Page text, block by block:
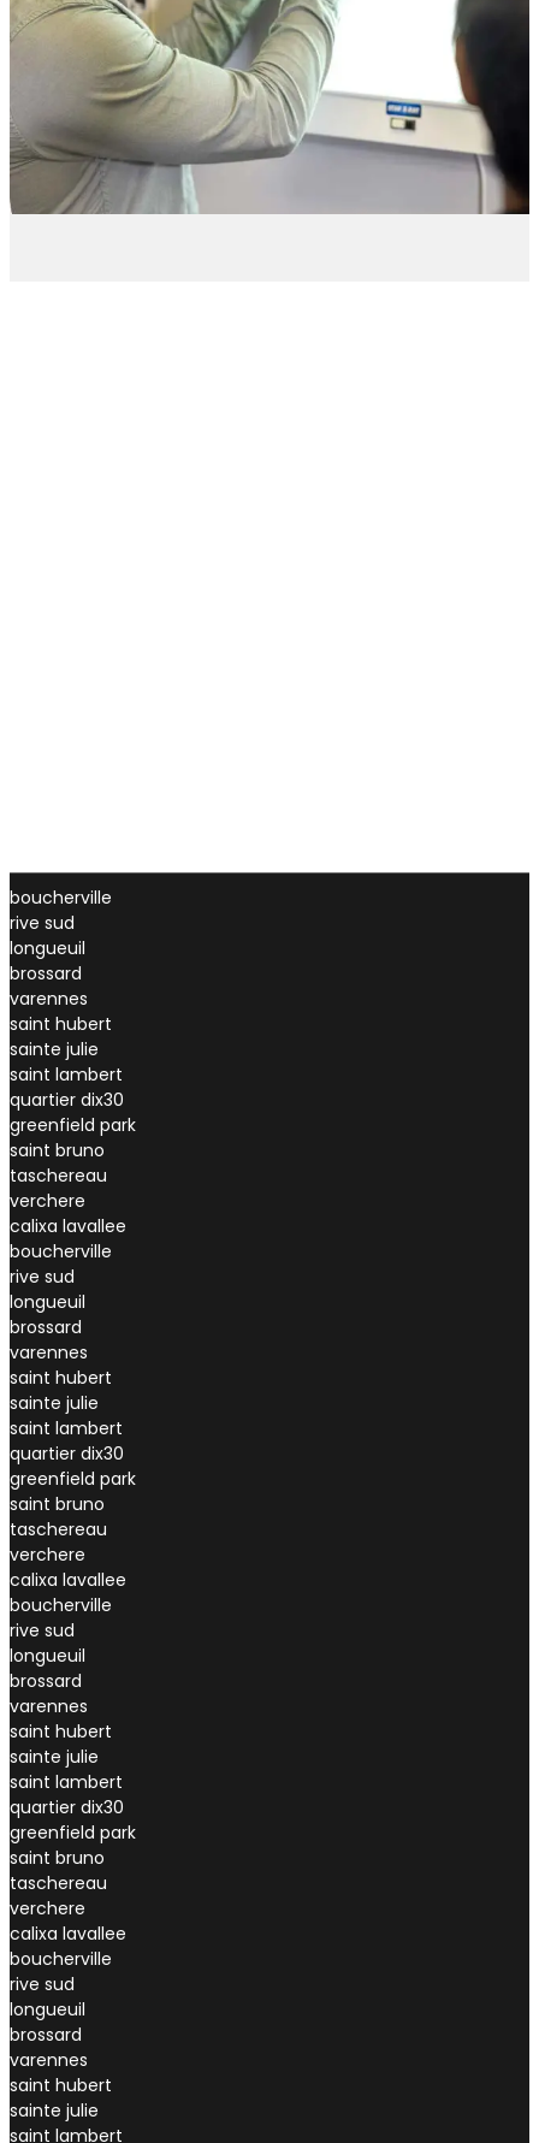
boucherville
rive sud
longueuil
brossard
varennes
saint hubert
sainte julie
saint lambert
quartier dix30
greenfield park
saint bruno
taschereau
verchere
calixa lavallee
boucherville
rive sud
longueuil
brossard
varennes
saint hubert
sainte julie
saint lambert
quartier dix30
greenfield park
saint bruno
taschereau
verchere
calixa lavallee
boucherville
rive sud
longueuil
brossard
varennes
saint hubert
sainte julie
saint lambert
quartier dix30
greenfield park
saint bruno
taschereau
verchere
calixa lavallee
boucherville
rive sud
longueuil
brossard
varennes
saint hubert
sainte julie
saint lambert